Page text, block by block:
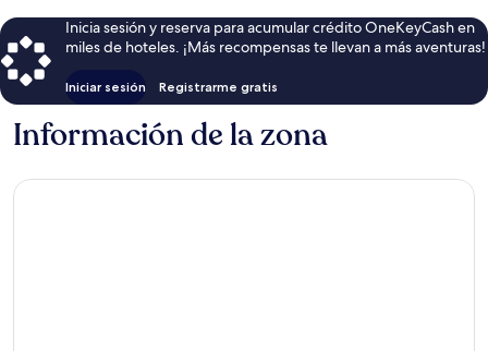
Inicia sesión y reserva para acumular crédito OneKeyCash en
miles de hoteles. ¡Más recompensas te llevan a más aventuras!
Iniciar sesión Registrarme gratis
Información de la zona